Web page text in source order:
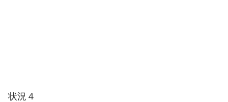
状況４